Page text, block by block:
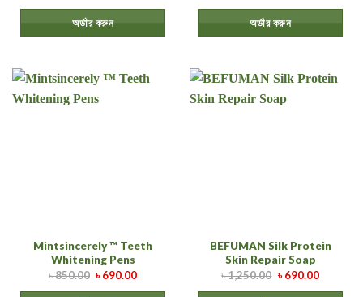
অর্ডার করুন অর্ডার করুন
Mintsincerely ™ Teeth
Whitening Pens
৳850.00 ৳690.00
BEFUMAN Silk Protein
Skin Repair Soap
৳1,250.00 ৳690.00